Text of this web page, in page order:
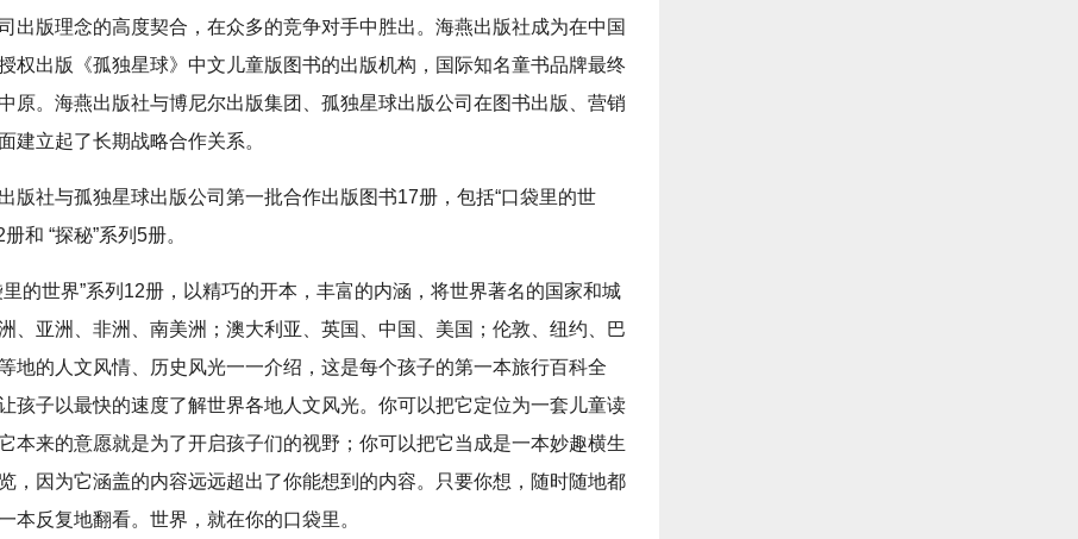
出版理念的高度契合，在众多的竞争对手中胜出。海燕出版社成为在中国
权出版《孤独星球》中文儿童版图书的出版机构，国际知名童书品牌最终
原。海燕出版社与博尼尔出版集团、孤独星球出版公司在图书出版、营销
建立起了长期战略合作关系。
版社与孤独星球出版公司第一批合作出版图书17册，包括“口袋里的世
和 “探秘”系列5册。
里的世界”系列12册，以精巧的开本，丰富的内涵，将世界著名的国家和城
亚洲、非洲、南美洲；澳大利亚、英国、中国、美国；伦敦、纽约、巴
地的人文风情、历史风光一一介绍，这是每个孩子的第一本旅行百科全
孩子以最快的速度了解世界各地人文风光。你可以把它定位为一套儿童读
本来的意愿就是为了开启孩子们的视野；你可以把它当成是一本妙趣横生
，因为它涵盖的内容远远超出了你能想到的内容。只要你想，随时随地都
本反复地翻看。世界，就在你的口袋里。